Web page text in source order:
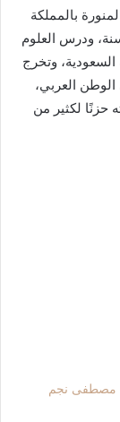
بالمملكة
السعودية، وولد عام 1975 م، وعمره 48 سنة، ودرس العلوم
وتخرج
العربي،
حزنًا لكثير من
مصطفى نجم